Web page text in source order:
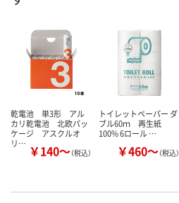
カゴへ
乾電池 単3形 アル
カリ乾電池 北欧パッ
ケージ アスクルオ
リ… ￥140～（税込）
トイレットペーパー ダ
ブル60ｍ 再生紙
100% 6ロール …
￥460～（税込）